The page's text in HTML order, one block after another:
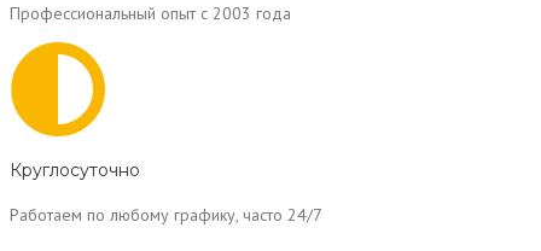
Профессиональный опыт с 2003 года
Круглосуточно
Работаем по любому графику, часто 24/7